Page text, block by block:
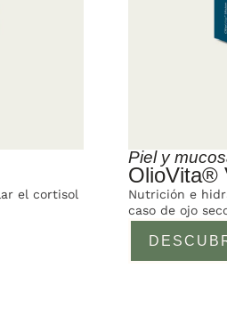
el cortisol
Piel y
OlioVita®
Nutrición e
caso de ojo